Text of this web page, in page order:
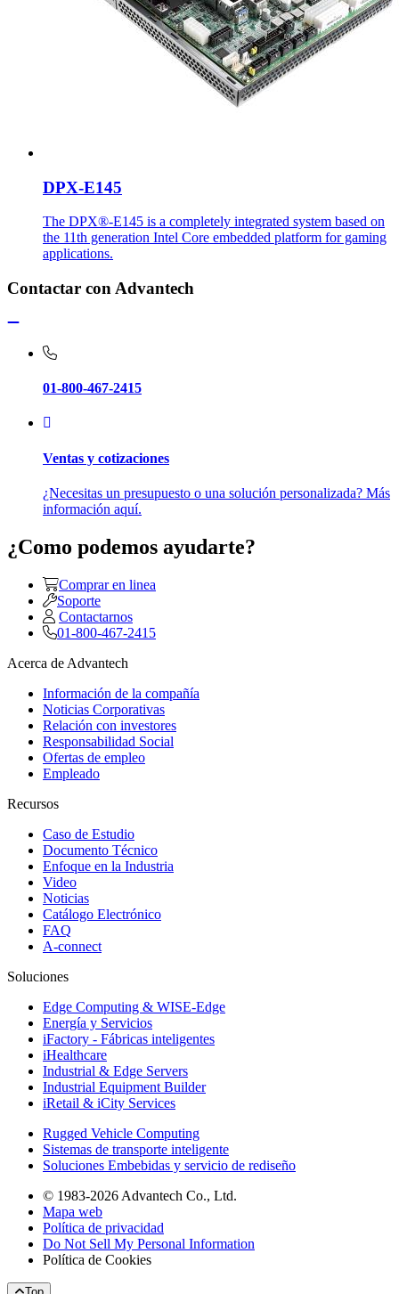
DPX-E145
The DPX®-E145 is a completely integrated system based on
the 11th generation Intel Core embedded platform for gaming
applications.
Contactar con Advantech
01-800-467-2415
Ventas y cotizaciones
¿Necesitas un presupuesto o una solución personalizada? Más
información aquí.
¿Como podemos ayudarte?
Comprar en linea
Soporte
Contactarnos
01-800-467-2415
Acerca de Advantech
Información de la compañía
Noticias Corporativas
Relación con investores
Responsabilidad Social
Ofertas de empleo
Empleado
Recursos
Caso de Estudio
Documento Técnico
Enfoque en la Industria
Video
Noticias
Catálogo Electrónico
FAQ
A-connect
Soluciones
Edge Computing & WISE-Edge
Energía y Servicios
iFactory - Fábricas inteligentes
iHealthcare
Industrial & Edge Servers
Industrial Equipment Builder
iRetail & iCity Services
Rugged Vehicle Computing
Sistemas de transporte inteligente
Soluciones Embebidas y servicio de rediseño
© 1983-2026 Advantech Co., Ltd.
Mapa web
Política de privacidad
Do Not Sell My Personal Information
Política de Cookies